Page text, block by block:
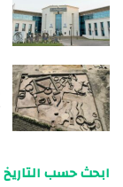
ابحث حسب التاريخ